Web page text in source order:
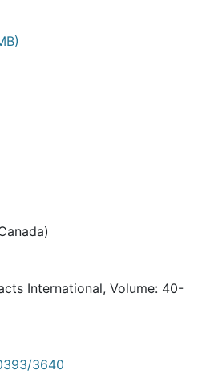
International, Volume: 40-
3640